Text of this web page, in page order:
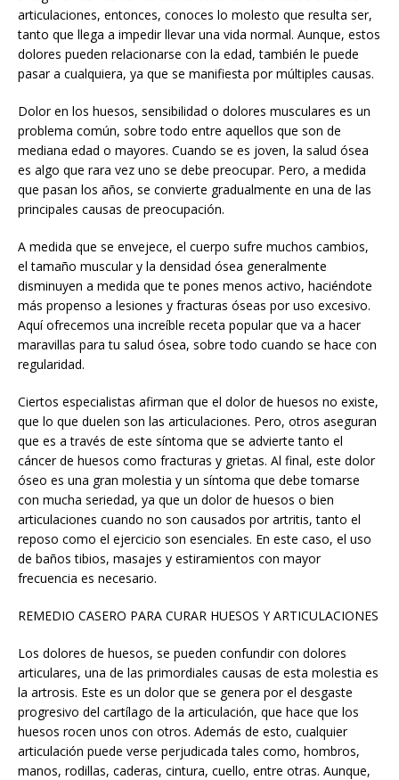
articulaciones, entonces, conoces lo molesto que resulta ser,
tanto que llega a impedir llevar una vida normal. Aunque, estos
dolores pueden relacionarse con la edad, también le puede
pasar a cualquiera, ya que se manifiesta por múltiples causas.
Dolor en los huesos, sensibilidad o dolores musculares es un
problema común, sobre todo entre aquellos que son de
mediana edad o mayores. Cuando se es joven, la salud ósea
es algo que rara vez uno se debe preocupar. Pero, a medida
que pasan los años, se convierte gradualmente en una de las
principales causas de preocupación.
A medida que se envejece, el cuerpo sufre muchos cambios,
el tamaño muscular y la densidad ósea generalmente
disminuyen a medida que te pones menos activo, haciéndote
más propenso a lesiones y fracturas óseas por uso excesivo.
Aquí ofrecemos una increíble receta popular que va a hacer
maravillas para tu salud ósea, sobre todo cuando se hace con
regularidad.
Ciertos especialistas afirman que el dolor de huesos no existe,
que lo que duelen son las articulaciones. Pero, otros aseguran
que es a través de este síntoma que se advierte tanto el
cáncer de huesos como fracturas y grietas. Al final, este dolor
óseo es una gran molestia y un síntoma que debe tomarse
con mucha seriedad, ya que un dolor de huesos o bien
articulaciones cuando no son causados por artritis, tanto el
reposo como el ejercicio son esenciales. En este caso, el uso
de baños tibios, masajes y estiramientos con mayor
frecuencia es necesario.
REMEDIO CASERO PARA CURAR HUESOS Y ARTICULACIONES
Los dolores de huesos, se pueden confundir con dolores
articulares, una de las primordiales causas de esta molestia es
la artrosis. Este es un dolor que se genera por el desgaste
progresivo del cartílago de la articulación, que hace que los
huesos rocen unos con otros. Además de esto, cualquier
articulación puede verse perjudicada tales como, hombros,
manos, rodillas, caderas, cintura, cuello, entre otras. Aunque,